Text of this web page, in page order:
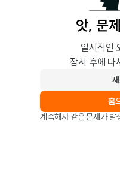
앗, 문
일시적인
잠시 후에 다
홈
계속해서 같은 문제가 발